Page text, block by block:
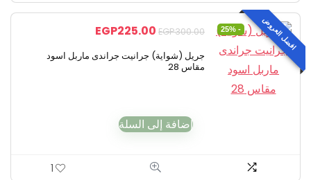
افضل العروض - 25%
EGP300.00
EGP225.00
جريل (شواية) جرانيت جراندى ماربل اسود
مقاس 28
إضافة إلى السلة
1